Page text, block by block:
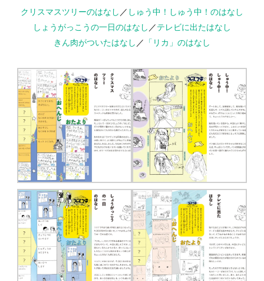
クリスマスツリーのはなし ／ しゅう中！しゅう中！のはなし
しょうがっこうの一日のはなし ／テレビに出たはなし
きん肉がついたはなし ／ 「リカ」のはなし